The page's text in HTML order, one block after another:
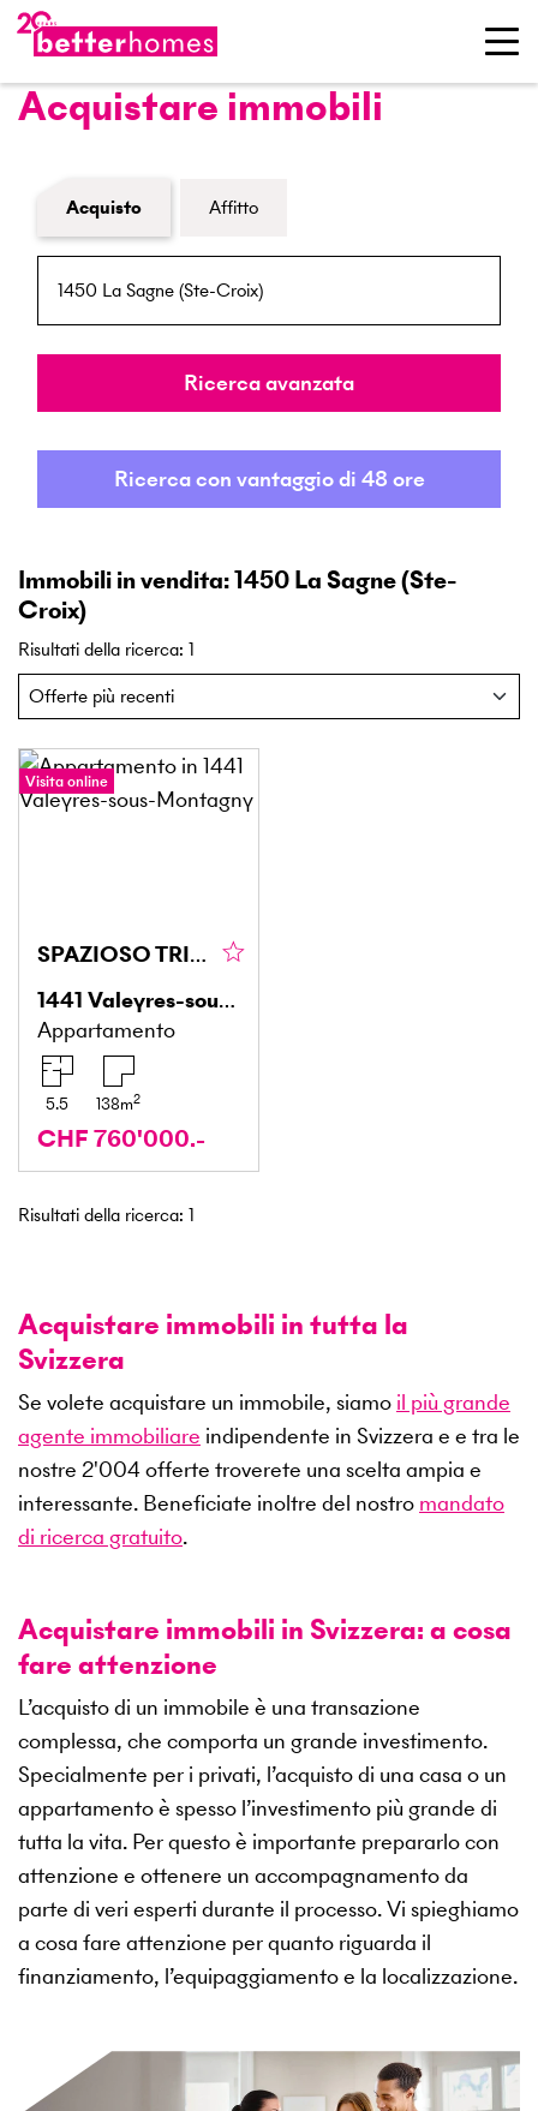
Acquistare immobili
Modulo di ricerca immobiliare
Acquisto Affitto
NPA / Località
Raggio
Ricerca avanzata
Ricerca con vantaggio di 48 ore
Immobili in vendita: 1450 La Sagne (Ste-
Croix)
Risultati della ricerca: 1
Visita online
SPAZIOSO TRIPLEX, TRANQUILLO, VICINO A MONTAGNY
1441 Valeyres-sous-Montagny
Appartamento
5.5 138m2
CHF 760'000.-
Risultati della ricerca: 1
Acquistare immobili in tutta la
Svizzera
Se volete acquistare un immobile, siamo il più grande
agente immobiliare indipendente in Svizzera e e tra le
nostre 2'004offerte troverete una scelta ampia e
interessante. Beneficiate inoltre del nostro mandato
di ricerca gratuito.
Acquistare immobili in Svizzera: a cosa
fare attenzione
L’acquisto di un immobile è una transazione
complessa, che comporta un grande investimento.
Specialmente per i privati, l’acquisto di una casa o un
appartamento è spesso l’investimento più grande di
tutta la vita. Per questo è importante prepararlo con
attenzione e ottenere un accompagnamento da
parte di veri esperti durante il processo. Vi spieghiamo
a cosa fare attenzione per quanto riguarda il
finanziamento, l’equipaggiamento e la localizzazione.